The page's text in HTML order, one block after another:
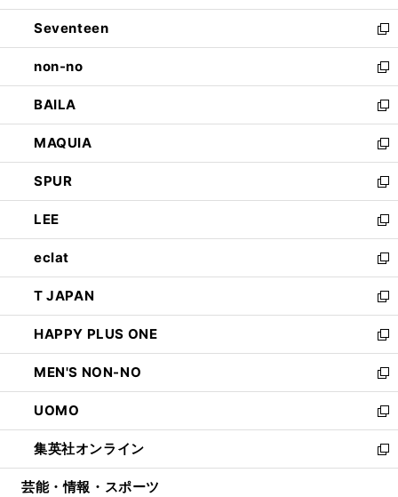
開
く
ウ
で
開
く
ン
ド
ウ
で
開
く
Seventeen
新
し
い
ウ
ィ
ン
ド
ウ
で
開
く
non-no
新
し
い
ウ
ィ
ン
ド
ウ
で
開
く
BAILA
新
し
い
ウ
ィ
ン
ド
ウ
で
開
く
MAQUIA
新
し
い
ウ
ィ
ン
ド
ウ
で
開
く
SPUR
新
し
い
ウ
ィ
ン
ド
ウ
で
開
く
LEE
新
し
い
ウ
ィ
ン
ド
ウ
で
開
く
eclat
新
し
い
ウ
ィ
ン
ド
ウ
で
開
く
T JAPAN
新
し
い
ウ
ィ
ン
ド
ウ
で
開
HAPPY PLUS ONE
新
し
い
ウ
ィ
ン
ド
ウ
MEN'S NON-NO
新
し
い
ウ
ィ
ン
UOMO
新
し
い
ウ
集英社オンライン
新
し
芸能・情報・スポーツ